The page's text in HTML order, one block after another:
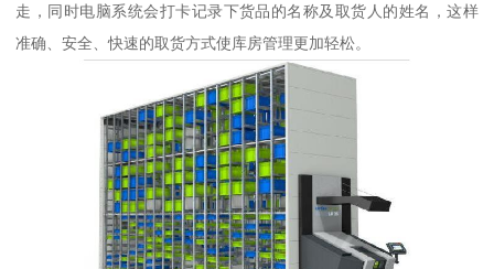
走，同时电脑系统会打卡记录下货品的名称及取货人的姓名，这样
准确、安全、快速的取货方式使库房管理更加轻松。